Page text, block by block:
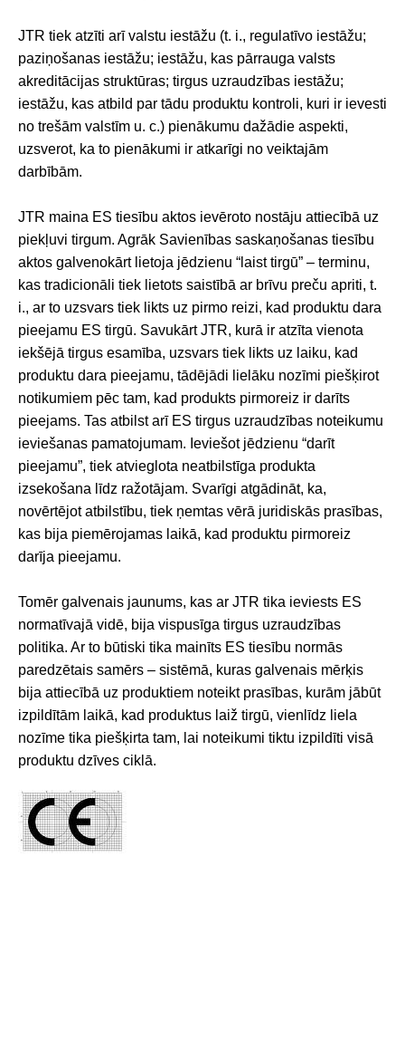
JTR tiek atzīti arī valstu iestāžu (t. i., regulatīvo iestāžu;
paziņošanas iestāžu; iestāžu, kas pārrauga valsts
akreditācijas struktūras; tirgus uzraudzības iestāžu;
iestāžu, kas atbild par tādu produktu kontroli, kuri ir ievesti
no trešām valstīm u. c.) pienākumu dažādie aspekti,
uzsverot, ka to pienākumi ir atkarīgi no veiktajām
darbībām.
JTR maina ES tiesību aktos ievēroto nostāju attiecībā uz
piekļuvi tirgum. Agrāk Savienības saskaņošanas tiesību
aktos galvenokārt lietoja jēdzienu “laist tirgū” – terminu,
kas tradicionāli tiek lietots saistībā ar brīvu preču apriti, t.
i., ar to uzsvars tiek likts uz pirmo reizi, kad produktu dara
pieejamu ES tirgū. Savukārt JTR, kurā ir atzīta vienota
iekšējā tirgus esamība, uzsvars tiek likts uz laiku, kad
produktu dara pieejamu, tādējādi lielāku nozīmi piešķirot
notikumiem pēc tam, kad produkts pirmoreiz ir darīts
pieejams. Tas atbilst arī ES tirgus uzraudzības noteikumu
ieviešanas pamatojumam. Ieviešot jēdzienu “darīt
pieejamu”, tiek atvieglota neatbilstīga produkta
izsekošana līdz ražotājam. Svarīgi atgādināt, ka,
novērtējot atbilstību, tiek ņemtas vērā juridiskās prasības,
kas bija piemērojamas laikā, kad produktu pirmoreiz
darīja pieejamu.
Tomēr galvenais jaunums, kas ar JTR tika ieviests ES
normatīvajā vidē, bija vispusīga tirgus uzraudzības
politika. Ar to būtiski tika mainīts ES tiesību normās
paredzētais samērs – sistēmā, kuras galvenais mērķis
bija attiecībā uz produktiem noteikt prasības, kurām jābūt
izpildītām laikā, kad produktus laiž tirgū, vienlīdz liela
nozīme tika piešķirta tam, lai noteikumi tiktu izpildīti visā
produktu dzīves ciklā.